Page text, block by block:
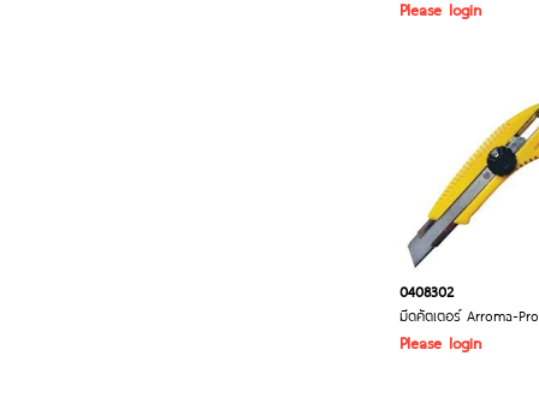
Please login
0408302
มีดคัตเตอร์ Arroma-
Please login